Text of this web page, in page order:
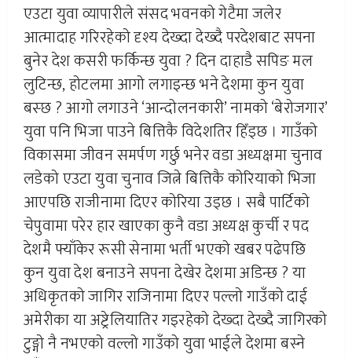
एउटा युवा व्यापारीले संसद भवनको गेटैमा जलेर
आत्मादाह गरिरहेको दृश्य देख्दा देख्दै परदेशबाट सपना
बुनेर देश कसरी फर्किन्छ युवा ? दिन दाहाडै सपिङ मल
लुटिन्छ, होटलमा आगो लगाइन्छ भने देशमा कुन युवा
बस्छ ? आगाे लगाउने ‘आन्दोलनकारी’ नामको ‘बेरोजगार’
युवा पनि भिजा पाउने बित्तिकै विदेशतिर हिँड्छ । गाउँको
विकासमा जीवन समर्पण गर्छु भनेर वडा अध्यक्षमा चुनाव
लडेको एउटा युवा चुनाव जित्ने बित्तिकै कोरियाको भिजा
आएपछि राजीनामा दिएर कोरिया उड्छ । सबै पार्टिको
चेपुवामा परेर हार खाएका कुनै वडा अध्यक्ष कुर्ची र पद
देशमै फ्याँकेर रूसी सेनामा भर्ती भएको खबर पढेपछि
कुन युवा देश बनाउने सपना देखेर देशमा अडिन्छ ? या
अधिकृतको जागिर राजिनामा दिएर पल्लाे गाउँको दाई
अमेरीका या अष्ट्रेलियातिर गइरहेको देख्दा देख्दै जागिरको
टुङ्गाे नै नभएको वल्लो गाउँको युवा भाईले देशमा बस्ने